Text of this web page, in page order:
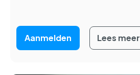
Aanmelden Lees meer